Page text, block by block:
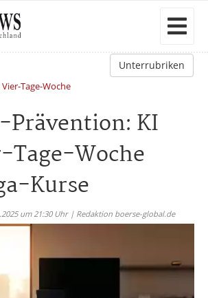
Unterrubriken
Vier-Tage-Woche
KI
Tage-Woche
Kurse
um 21:30 Uhr | Redaktion boerse-global.de